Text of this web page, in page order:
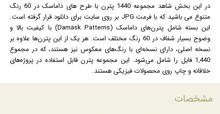
در این بخش شاهد مجموعه 1440 پترن با طرح های داماسک در 60 رنگ
متنوع می باشید که با فرمت JPG بر روی سایت برای دانلود قرار گرفته است.
این بسته شامل پترن‌های داماسک (Damask Patterns) با کیفیت بالا و
وضوح بسیار شفاف در 60 رنگ مختلف است. هر یک از این پترن‌ها علاوه بر
نسخه اصلی، دارای نسخه‌ای با رنگ‌های معکوس نیز هستند، که در مجموع
1,440 فایل را شامل می‌شود. این مجموعه پترن قابل استفاده در پروژه‌های
خلاقانه و چاپ روی محصولات فیزیکی هستند.
مشخصات